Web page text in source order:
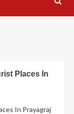
Places In
In Prayagraj